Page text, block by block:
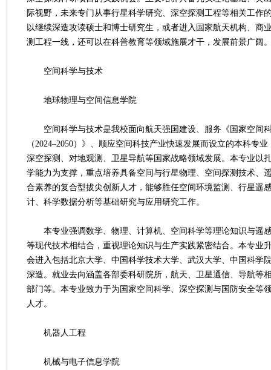
际视野，未来专门从事行星科学研究、深空探测工程等相关工作
以继续深造攻读硕士和博士研究生，或者进入国家航天机构、商
测工程一线，还可以在科普教育等领域施展才干，发展前景广阔
空间科学与技术
地球物理与空间信息学院
空间科学与技术是我校面向航天强国建设、服务《国家空间
（2024–2050）》、顺应空间科技产业快速发展而设立的本科专
深空探测、对地观测、卫星导航等国家战略领域发展。本专业以
学能力为支撑，重点培养具备空间与行星物理、空间探测技术、
合素养的复合型拔尖创新人才，能够胜任空间环境监测、行星遥
计、科学数据分析等基础研究与应用研究工作。
本专业强调数学、物理、计算机、空间科学等理论知识与遥
等现代技术相结合，重视理论知识与生产实践紧密结合。本专业
会进入包括北京大学、中国科学技术大学、武汉大学、中国科学
深造。就业去向涵盖各部委科研院所，航天、卫星通信、导航等
部门等。本专业致力于为国家空间科学、深空探测与国防安全等
人才。
机器人工程
机械与电子信息学院